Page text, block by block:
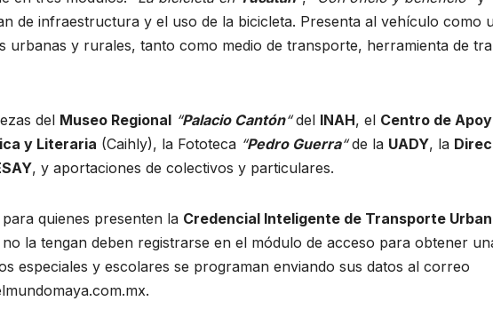
de infraestructura y el uso de la bicicleta. Presenta al vehículo como
urbanas y rurales, tanto como medio de transporte, herramienta de
del Museo Regional “Palacio Cantón“del INAH, el Centro de
y Literaria (Caihly), la Fototeca “Pedro Guerra“de la UADY, la
, y aportaciones de colectivos y particulares.
quienes presenten la Credencial Inteligente de Transporte
la tengan deben registrarse en el módulo de acceso para obtener
especiales y escolares se programan enviando sus datos al correo